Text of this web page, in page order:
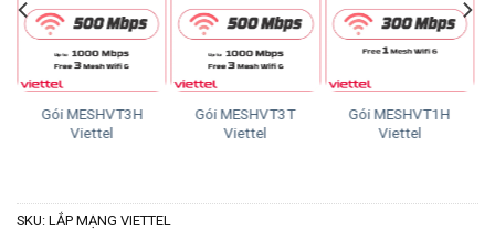
Gói MESHVT1H
Viettel
Gói MESHVT3H
Viettel
Gói MESHVT3T
Viettel
SKU: LẮP MẠNG VIETTEL